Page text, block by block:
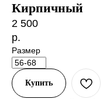
Кирпичный
2 500
р.
Размер
Купить